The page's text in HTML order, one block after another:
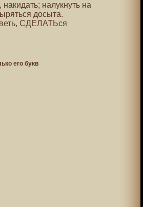
налукнуть на
досыта.
СДЕЛАТЬся
его букв